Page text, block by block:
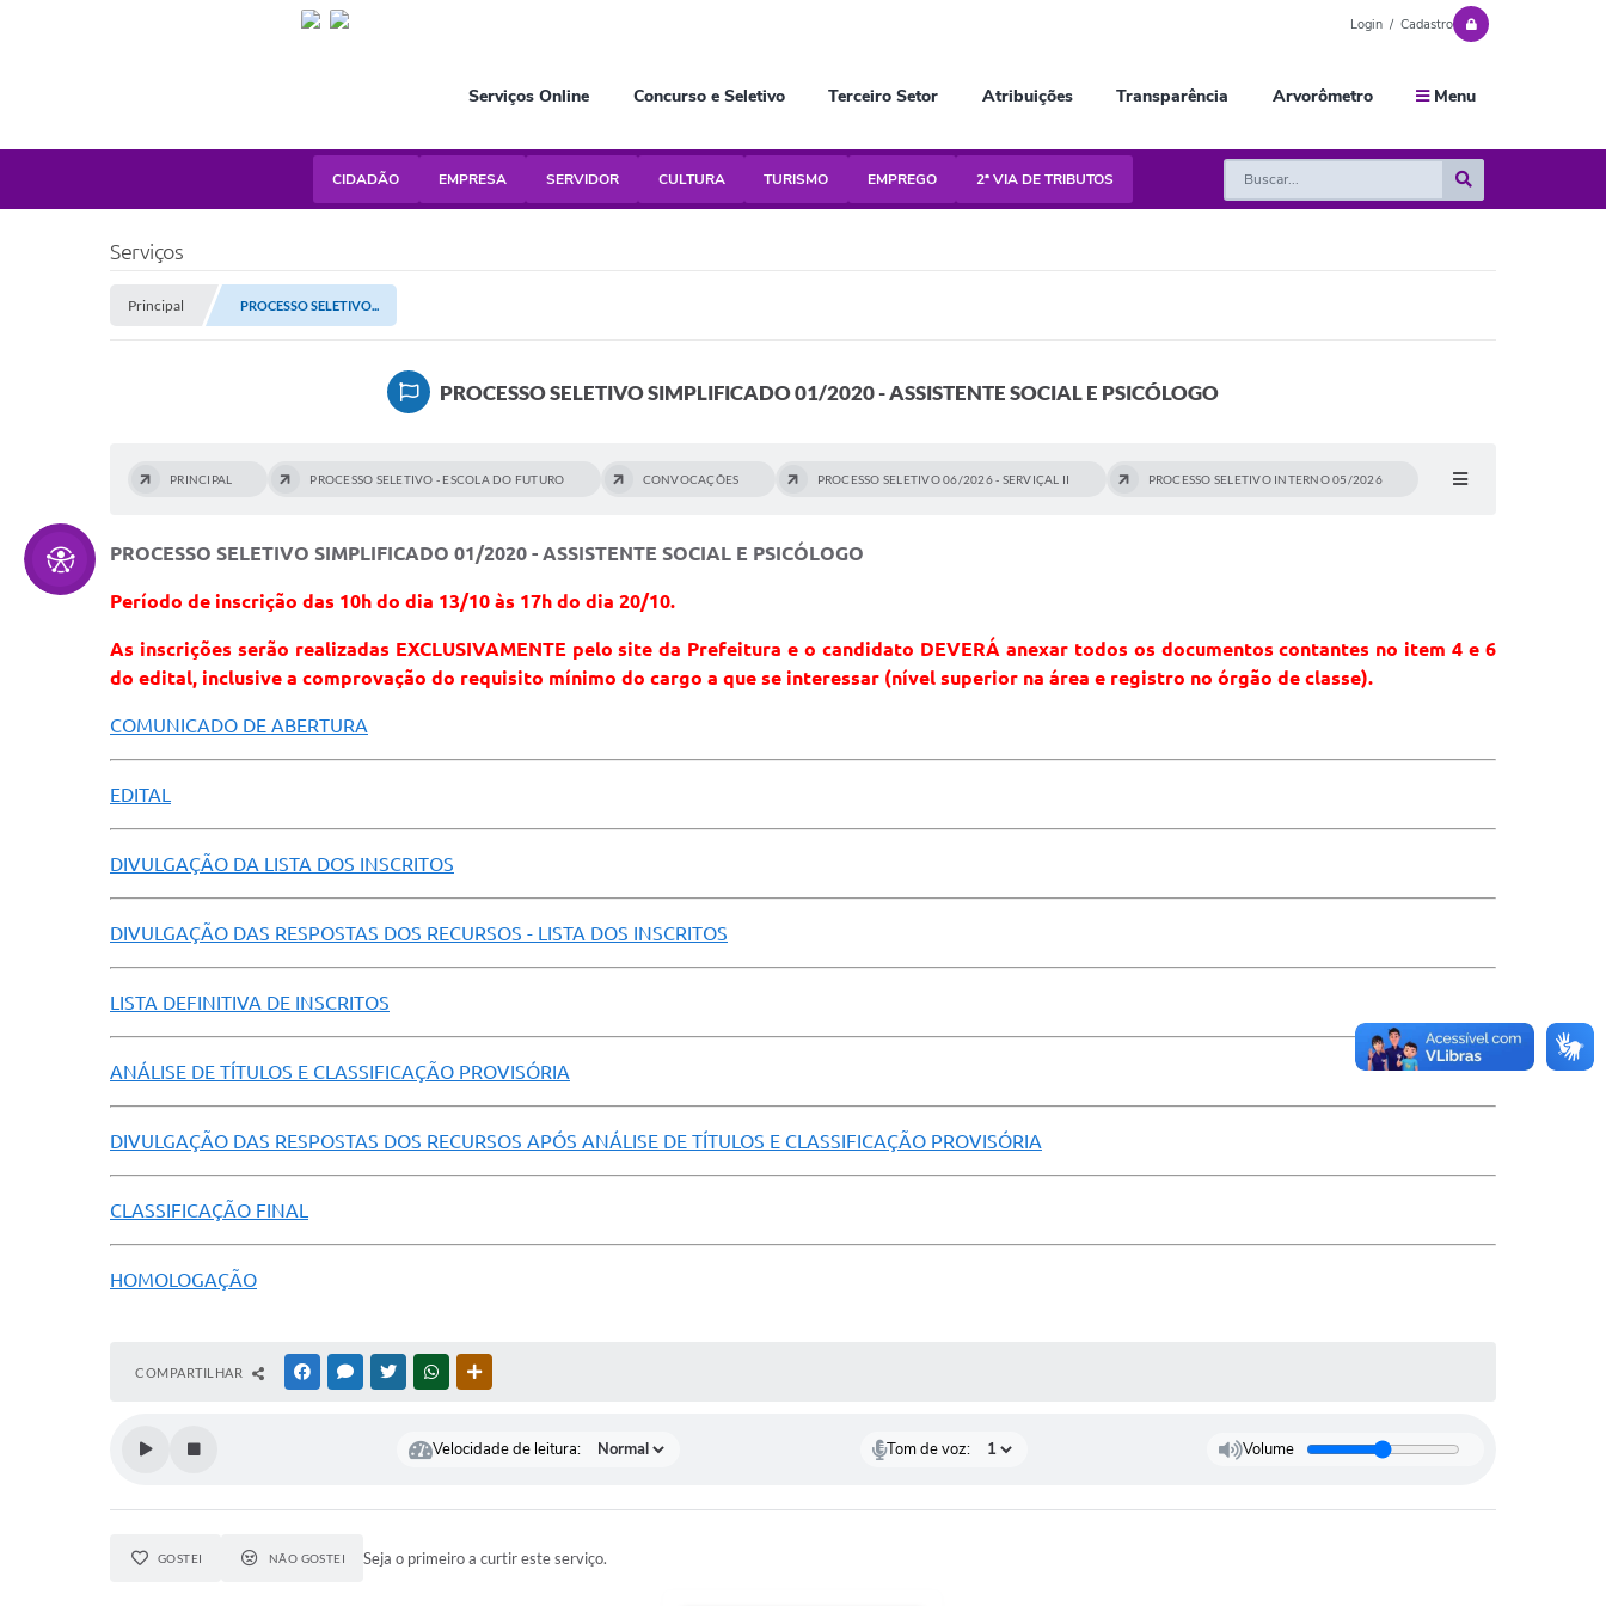
Login / Cadastro
Serviços Online Concurso e Seletivo Terceiro Setor Atribuições Transparência Arvorômetro Menu
CIDADÃO EMPRESA SERVIDOR CULTURA TURISMO EMPREGO 2ª VIA DE TRIBUTOS
Serviços
Principal PROCESSO SELETIVO...
PROCESSO SELETIVO SIMPLIFICADO 01/2020 - ASSISTENTE SOCIAL E PSICÓLOGO
PRINCIPAL PROCESSO SELETIVO - ESCOLA DO FUTURO CONVOCAÇÕES PROCESSO SELETIVO 06/2026 - SERVIÇAL II PROCESSO SELETIVO INTERNO 05/2026
PROCESSO SELETIVO SIMPLIFICADO 01/2020 - ASSISTENTE SOCIAL E PSICÓLOGO
Período de inscrição das 10h do dia 13/10 às 17h do dia 20/10.
As inscrições serão realizadas EXCLUSIVAMENTE pelo site da Prefeitura e o candidato DEVERÁ anexar todos os documentos contantes no item 4 e 6
do edital, inclusive a comprovação do requisito mínimo do cargo a que se interessar (nível superior na área e registro no órgão de classe).
COMUNICADO DE ABERTURA
EDITAL
DIVULGAÇÃO DA LISTA DOS INSCRITOS
DIVULGAÇÃO DAS RESPOSTAS DOS RECURSOS - LISTA DOS INSCRITOS
LISTA DEFINITIVA DE INSCRITOS
ANÁLISE DE TÍTULOS E CLASSIFICAÇÃO PROVISÓRIA
DIVULGAÇÃO DAS RESPOSTAS DOS RECURSOS APÓS ANÁLISE DE TÍTULOS E CLASSIFICAÇÃO PROVISÓRIA
CLASSIFICAÇÃO FINAL
HOMOLOGAÇÃO
COMPARTILHAR FACEBOOKMESSENGER
TWITTERWHATSAPP
Velocidade de leitura: Tom de voz: Volume
GOSTEI NÃO GOSTEI Seja o primeiro a curtir este serviço.